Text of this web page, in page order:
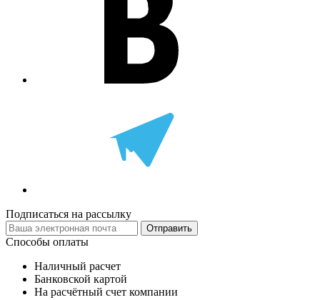
Подписаться на рассылку
Отправить
Способы оплаты
Наличный расчет
Банковской картой
На расчётный счет компании